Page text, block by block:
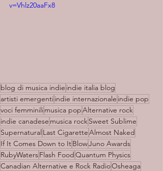
v=Vhlz20aaFx8
blog di musica indie indie italia blog
artisti emergentiindie internazionale indie pop
voci femminilimusica popAlternative rock
indie canadese musica rockSweet Sublime
Supernatural Last CigaretteAlmost Naked
If It Comes Down to ItBlowJuno Awards
RubyWatersFlash FoodQuantum Physics
Canadian Alternative e Rock RadioOsheaga